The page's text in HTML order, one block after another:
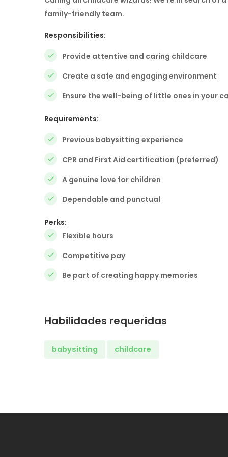
family-friendly team.
Responsibilities:
Provide attentive and caring childcare
Create a safe and engaging environment
Ensure the well-being of little ones in your
Requirements:
Previous babysitting experience
CPR and First Aid certification (preferred)
A genuine love for children
Dependable and punctual
Perks:
Flexible hours
Competitive pay
Be part of creating happy memories
Habilidades requeridas
babysitting childcare